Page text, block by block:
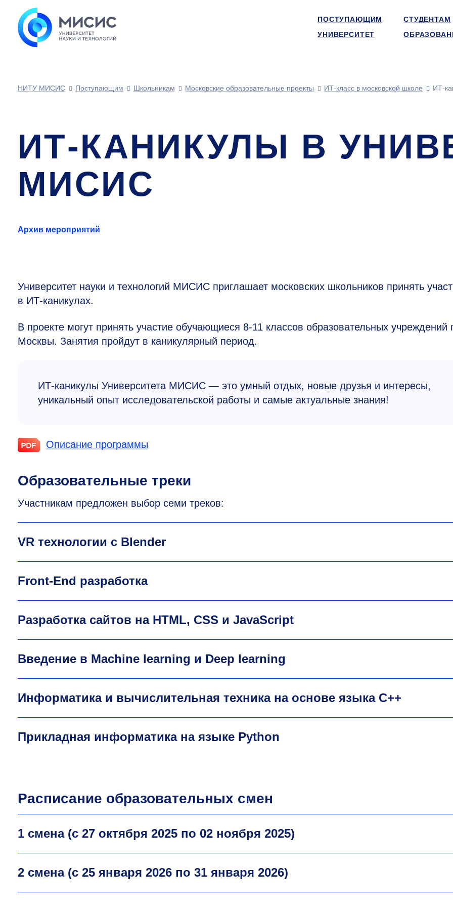
ПОСТУПАЮЩИМ СТУДЕНТАМ
УНИВЕРСИТЕТ
НИТУ МИСИС Поступающим Школьникам Московские образовательные проекты ИТ-класс в московской школе ИТ-
ИТ-КАНИКУЛЫ В
МИСИС
Архив мероприятий
Университет науки и технологий МИСИС приглашает московских школьников принять
в ИТ-каникулах.
В проекте могут принять участие обучающиеся 8-11 классов образовательных учреждений
Москвы. Занятия пройдут в каникулярный период.
ИТ-каникулы Университета МИСИС — это умный отдых, новые друзья и интересы,
уникальный опыт исследовательской работы и самые актуальные знания!
Описание программы
Образовательные треки
Участникам предложен выбор семи треков:
VR технологии с Blender
Front-End разработка
Разработка сайтов на HTML, CSS и JavaScript
Введение в Machine learning и Deep learning
Информатика и вычислительная техника на основе языка С++
Прикладная информатика на языке Python
Расписание образовательных смен
1 смена (с 27 октября 2025 по 02 ноября 2025)
2 смена (с 25 января 2026 по 31 января 2026)